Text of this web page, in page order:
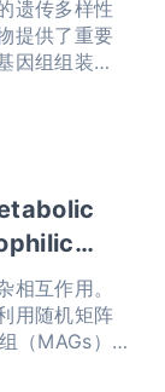
遗传多样性
提供了重要
因组组装与
响。结果表
物种水平代
co-
互作用。
用随机矩阵
（MAGs）